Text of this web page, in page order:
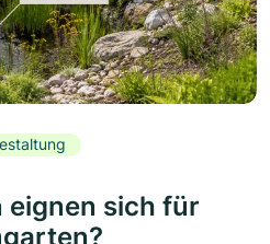
eignen sich für